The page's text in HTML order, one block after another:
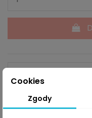
Powiadom mnie
Cookies
Zgody